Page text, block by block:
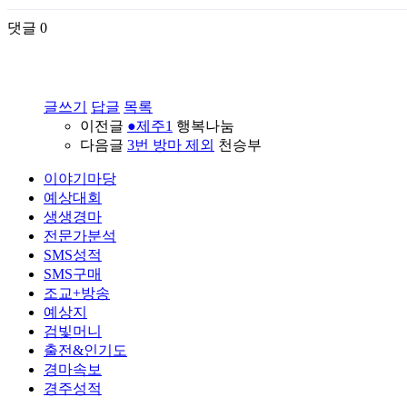
댓글 0
글쓰기 답글 목록
이전글 ●제주1 행복나눔
다음글 3번 방마 제외 천승부
이야기마당
예상대회
생생경마
전문가분석
SMS성적
SMS구매
조교+방송
예상지
검빛머니
출전&인기도
경마속보
경주성적